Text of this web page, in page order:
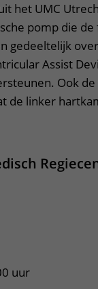
het UMC
pomp die
gedeeltelijk
Assist
Ook
de linker
uur